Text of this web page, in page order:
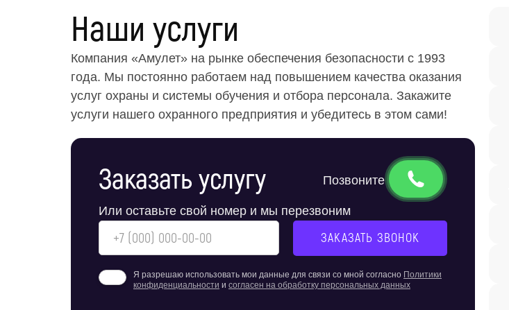
Наши услуги
Компания «Амулет» на рынке обеспечения безопасности с 1993
года. Мы постоянно работаем над повышением качества оказания
услуг охраны и системы обучения и отбора персонала. Закажите
услуги нашего охранного предприятия и убедитесь в этом сами!
Заказать услугу Позвоните
Или оставьте свой номер и мы перезвоним
Я разрешаю использовать мои данные для связи со мной согласно Политики
конфиденциальности и согласен на обработку персональных данных